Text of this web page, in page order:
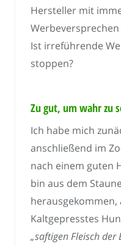
Hersteller mit
Ist irreführende
stoppen?
Zu gut, um wahr zu
Ich habe mich
anschließend im
nach einem guten
bin aus dem
herausgekommen,
Kaltgepresstes
„saftigen Fleisch der